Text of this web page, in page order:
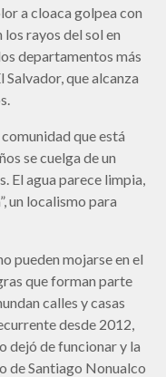
a cloaca golpea con
los rayos del sol en
departamentos más
que alcanza
que está
se cuelga de un
El agua parece limpia,
un localismo para
pueden mojarse en el
que forman parte
calles y casas
desde 2012,
dejó de funcionar y la
de Santiago Nonualco